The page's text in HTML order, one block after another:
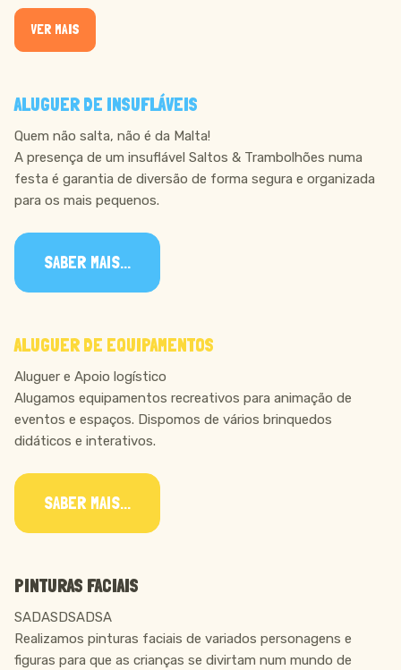
VER MAIS
ALUGUER DE INSUFLÁVEIS
Quem não salta, não é da Malta!
A presença de um insuflável Saltos & Trambolhões numa
festa é garantia de diversão de forma segura e organizada
para os mais pequenos.
SABER MAIS...
ALUGUER DE EQUIPAMENTOS
Aluguer e Apoio logístico
Alugamos equipamentos recreativos para animação de
eventos e espaços. Dispomos de vários brinquedos
didáticos e interativos.
SABER MAIS...
PINTURAS FACIAIS
SADASDSADSA
Realizamos pinturas faciais de variados personagens e
figuras para que as crianças se divirtam num mundo de